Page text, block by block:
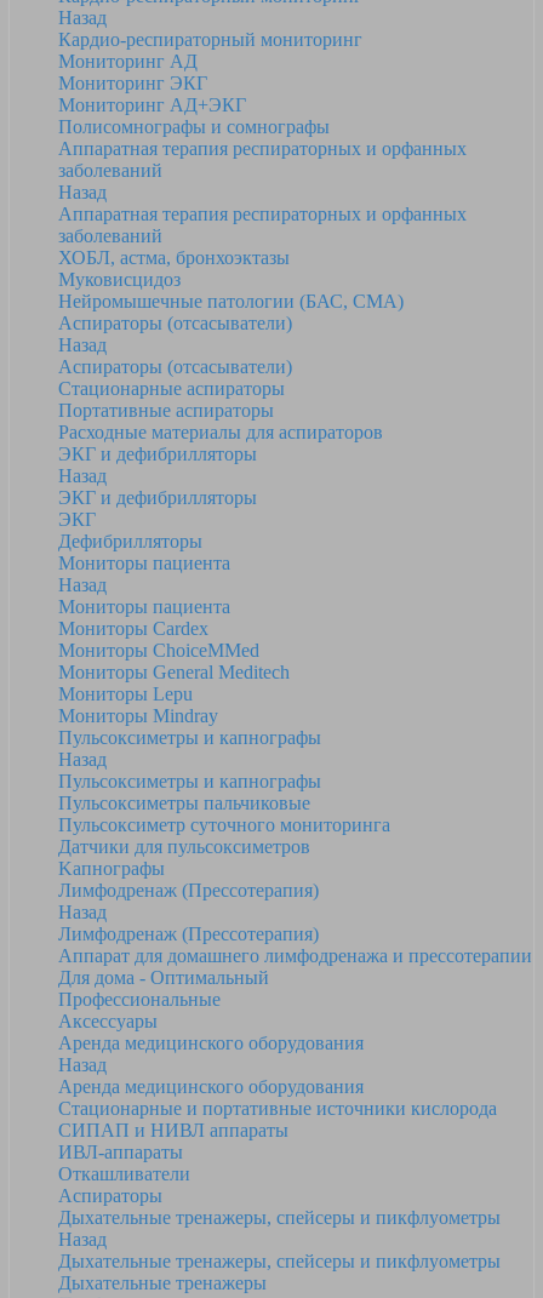
Назад
Кардио-респираторный мониторинг
Мониторинг АД
Мониторинг ЭКГ
Мониторинг АД+ЭКГ
Полисомнографы и сомнографы
Аппаратная терапия респираторных и орфанных
заболеваний
Назад
Аппаратная терапия респираторных и орфанных
заболеваний
ХОБЛ, астма, бронхоэктазы
Муковисцидоз
Нейромышечные патологии (БАС, СМА)
Аспираторы (отсасыватели)
Назад
Аспираторы (отсасыватели)
Стационарные аспираторы
Портативные аспираторы
Расходные материалы для аспираторов
ЭКГ и дефибрилляторы
Назад
ЭКГ и дефибрилляторы
ЭКГ
Дефибрилляторы
Мониторы пациента
Назад
Мониторы пациента
Мониторы Cardex
Мониторы ChoiceMMed
Мониторы General Meditech
Мониторы Lepu
Мониторы Mindray
Пульсоксиметры и капнографы
Назад
Пульсоксиметры и капнографы
Пульсоксиметры пальчиковые
Пульсоксиметр суточного мониторинга
Датчики для пульсоксиметров
Kапнографы
Лимфодренаж (Прессотерапия)
Назад
Лимфодренаж (Прессотерапия)
Аппарат для домашнего лимфодренажа и прессотерапии
Для дома - Оптимальный
Профессиональные
Аксессуары
Аренда медицинского оборудования
Назад
Аренда медицинского оборудования
Стационарные и портативные источники кислорода
СИПАП и НИВЛ аппараты
ИВЛ-аппараты
Откашливатели
Аспираторы
Дыхательные тренажеры, спейсеры и пикфлуометры
Назад
Дыхательные тренажеры, спейсеры и пикфлуометры
Дыхательные тренажеры